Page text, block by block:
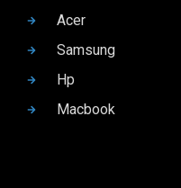
Acer
Samsung
Hp
Macbook